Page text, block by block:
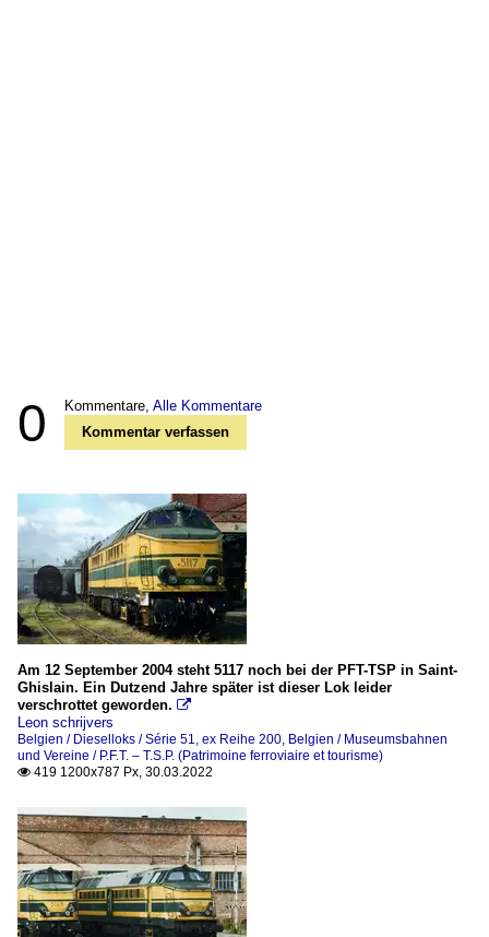
0 Kommentare, Alle Kommentare
Kommentar verfassen
Am 12 September 2004 steht 5117 noch bei der PFT-TSP in Saint-
Ghislain. Ein Dutzend Jahre später ist dieser Lok leider
verschrottet geworden. 
Leon schrijvers
Belgien / Dieselloks / Série 51, ex Reihe 200 Belgien / Museumsbahnen
und Vereine / P.F.T. – T.S.P. (Patrimoine ferroviaire et tourisme)
 419 1200x787 Px, 30.03.2022